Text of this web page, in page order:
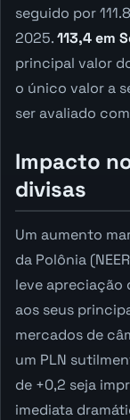
seguido por
2025.113,4 em
principal valor
o único valor a
ser avaliado
Impacto
divisas
Um aumento
da Polônia
leve apreciação
aos seus
mercados de
um PLN
de +0,2 seja
imediata